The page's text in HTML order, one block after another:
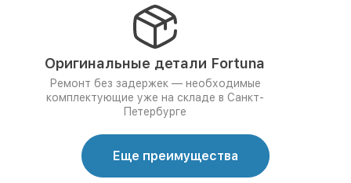
Оригинальные детали Fortuna
Ремонт без задержек — необходимые
комплектующие уже на складе в Санкт-
Петербурге
Еще преимущества